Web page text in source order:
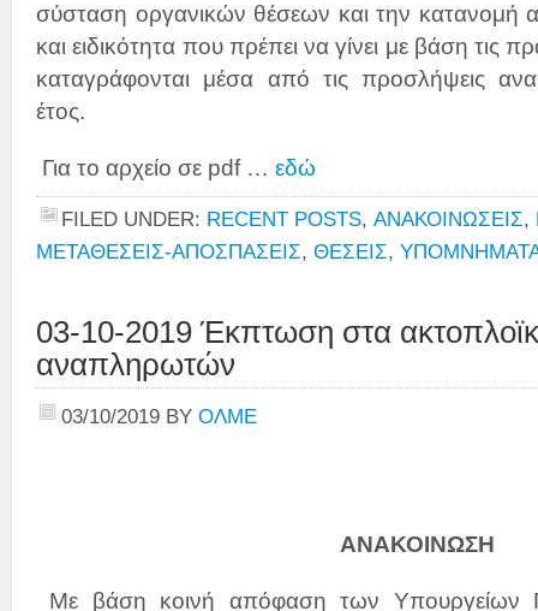
σύσταση οργανικών θέσεων και την κατανομή
και ειδικότητα που πρέπει να γίνει με βάση τις
καταγράφονται μέσα από τις προσλήψεις
έτος.
Για το αρχείο σε pdf … εδώ
FILED UNDER: RECENT POSTS, ΑΝΑΚΟΙΝΩΣΕΙΣ,
ΜΕΤΑΘΕΣΕΙΣ-ΑΠΟΣΠΑΣΕΙΣ, ΘΕΣΕΙΣ,
03-10-2019 Έκπτωση στα
αναπληρωτών
03/10/2019 BY ΟΛΜΕ
ΑΝΑΚΟΙΝΩΣΗ
Με βάση κοινή απόφαση των Υπουργείων